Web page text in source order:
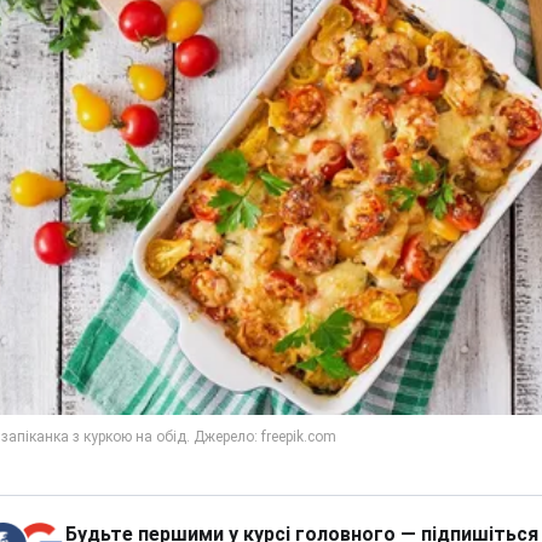
Будьте першими у курсі головного — підпишіться